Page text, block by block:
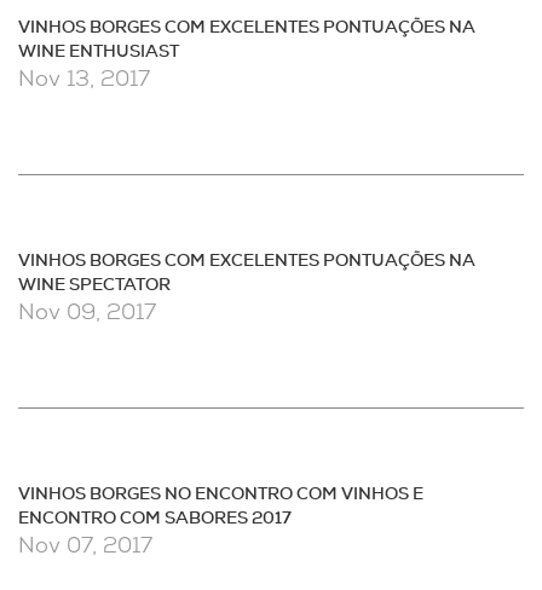
VINHOS BORGES COM EXCELENTES PONTUAÇÕES NA
WINE ENTHUSIAST
Nov 13, 2017
VINHOS BORGES COM EXCELENTES PONTUAÇÕES NA
WINE SPECTATOR
Nov 09, 2017
VINHOS BORGES NO ENCONTRO COM VINHOS E
ENCONTRO COM SABORES 2017
Nov 07, 2017